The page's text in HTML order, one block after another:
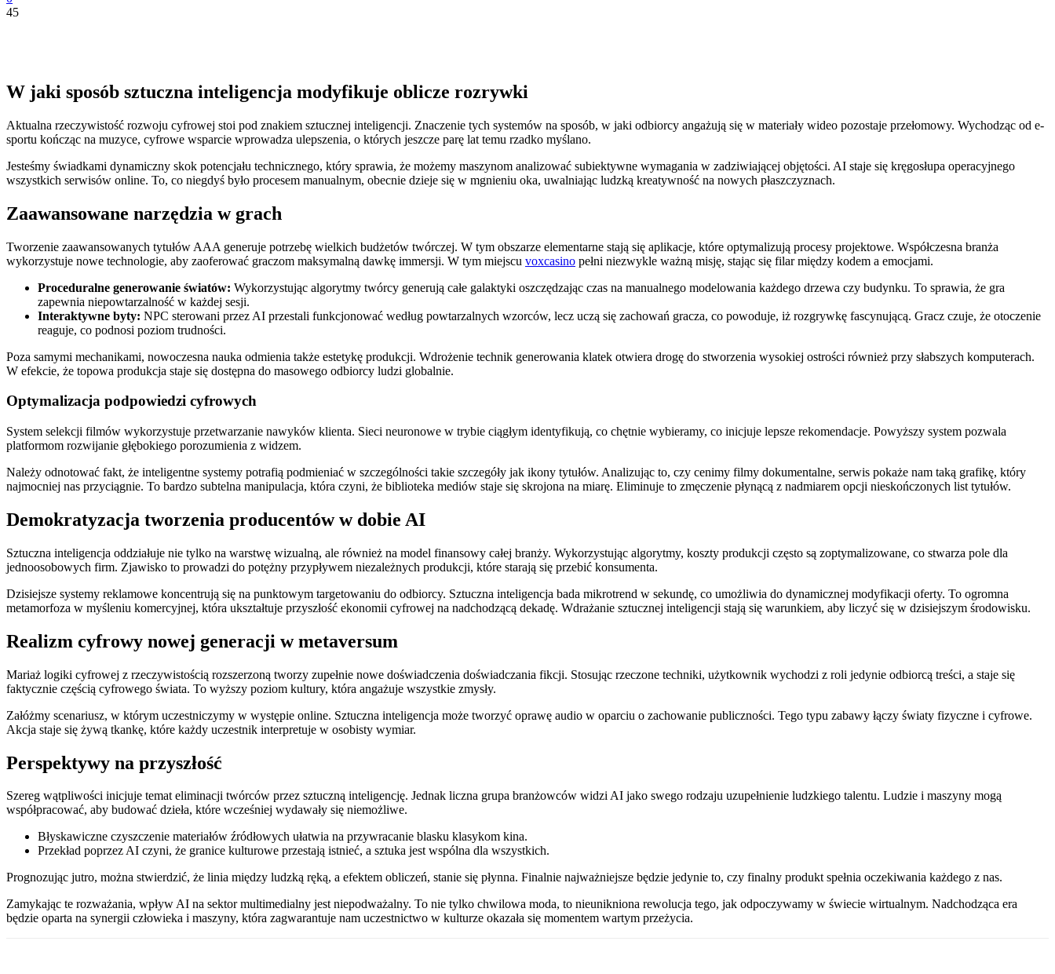
45
W jaki sposób sztuczna inteligencja modyfikuje oblicze rozrywki
Aktualna rzeczywistość rozwoju cyfrowej stoi pod znakiem sztucznej inteligencji. Znaczenie tych systemów na sposób, w jaki odbiorcy angażują się w materiały wideo pozostaje przełomowy. Wychodząc od e-
sportu kończąc na muzyce, cyfrowe wsparcie wprowadza ulepszenia, o których jeszcze parę lat temu rzadko myślano.
Jesteśmy świadkami dynamiczny skok potencjału technicznego, który sprawia, że możemy maszynom analizować subiektywne wymagania w zadziwiającej objętości. AI staje się kręgosłupa operacyjnego
wszystkich serwisów online. To, co niegdyś było procesem manualnym, obecnie dzieje się w mgnieniu oka, uwalniając ludzką kreatywność na nowych płaszczyznach.
Zaawansowane narzędzia w grach
Tworzenie zaawansowanych tytułów AAA generuje potrzebę wielkich budżetów twórczej. W tym obszarze elementarne stają się aplikacje, które optymalizują procesy projektowe. Współczesna branża
wykorzystuje nowe technologie, aby zaoferować graczom maksymalną dawkę immersji. W tym miejscu voxcasino pełni niezwykle ważną misję, stając się filar między kodem a emocjami.
Proceduralne generowanie światów: Wykorzystując algorytmy twórcy generują całe galaktyki oszczędzając czas na manualnego modelowania każdego drzewa czy budynku. To sprawia, że gra
zapewnia niepowtarzalność w każdej sesji.
Interaktywne byty: NPC sterowani przez AI przestali funkcjonować według powtarzalnych wzorców, lecz uczą się zachowań gracza, co powoduje, iż rozgrywkę fascynującą. Gracz czuje, że otoczenie
reaguje, co podnosi poziom trudności.
Poza samymi mechanikami, nowoczesna nauka odmienia także estetykę produkcji. Wdrożenie technik generowania klatek otwiera drogę do stworzenia wysokiej ostrości również przy słabszych komputerach.
W efekcie, że topowa produkcja staje się dostępna do masowego odbiorcy ludzi globalnie.
Optymalizacja podpowiedzi cyfrowych
System selekcji filmów wykorzystuje przetwarzanie nawyków klienta. Sieci neuronowe w trybie ciągłym identyfikują, co chętnie wybieramy, co inicjuje lepsze rekomendacje. Powyższy system pozwala
platformom rozwijanie głębokiego porozumienia z widzem.
Należy odnotować fakt, że inteligentne systemy potrafią podmieniać w szczególności takie szczegóły jak ikony tytułów. Analizując to, czy cenimy filmy dokumentalne, serwis pokaże nam taką grafikę, który
najmocniej nas przyciągnie. To bardzo subtelna manipulacja, która czyni, że biblioteka mediów staje się skrojona na miarę. Eliminuje to zmęczenie płynącą z nadmiarem opcji nieskończonych list tytułów.
Demokratyzacja tworzenia producentów w dobie AI
Sztuczna inteligencja oddziałuje nie tylko na warstwę wizualną, ale również na model finansowy całej branży. Wykorzystując algorytmy, koszty produkcji często są zoptymalizowane, co stwarza pole dla
jednoosobowych firm. Zjawisko to prowadzi do potężny przypływem niezależnych produkcji, które starają się przebić konsumenta.
Dzisiejsze systemy reklamowe koncentrują się na punktowym targetowaniu do odbiorcy. Sztuczna inteligencja bada mikrotrend w sekundę, co umożliwia do dynamicznej modyfikacji oferty. To ogromna
metamorfoza w myśleniu komercyjnej, która ukształtuje przyszłość ekonomii cyfrowej na nadchodzącą dekadę. Wdrażanie sztucznej inteligencji stają się warunkiem, aby liczyć się w dzisiejszym środowisku.
Realizm cyfrowy nowej generacji w metaversum
Mariaż logiki cyfrowej z rzeczywistością rozszerzoną tworzy zupełnie nowe doświadczenia doświadczania fikcji. Stosując rzeczone techniki, użytkownik wychodzi z roli jedynie odbiorcą treści, a staje się
faktycznie częścią cyfrowego świata. To wyższy poziom kultury, która angażuje wszystkie zmysły.
Załóżmy scenariusz, w którym uczestniczymy w występie online. Sztuczna inteligencja może tworzyć oprawę audio w oparciu o zachowanie publiczności. Tego typu zabawy łączy światy fizyczne i cyfrowe.
Akcja staje się żywą tkankę, które każdy uczestnik interpretuje w osobisty wymiar.
Perspektywy na przyszłość
Szereg wątpliwości inicjuje temat eliminacji twórców przez sztuczną inteligencję. Jednak liczna grupa branżowców widzi AI jako swego rodzaju uzupełnienie ludzkiego talentu. Ludzie i maszyny mogą
współpracować, aby budować dzieła, które wcześniej wydawały się niemożliwe.
Błyskawiczne czyszczenie materiałów źródłowych ułatwia na przywracanie blasku klasykom kina.
Przekład poprzez AI czyni, że granice kulturowe przestają istnieć, a sztuka jest wspólna dla wszystkich.
Prognozując jutro, można stwierdzić, że linia między ludzką ręką, a efektem obliczeń, stanie się płynna. Finalnie najważniejsze będzie jedynie to, czy finalny produkt spełnia oczekiwania każdego z nas.
Zamykając te rozważania, wpływ AI na sektor multimedialny jest niepodważalny. To nie tylko chwilowa moda, to nieunikniona rewolucja tego, jak odpoczywamy w świecie wirtualnym. Nadchodząca era
będzie oparta na synergii człowieka i maszyny, która zagwarantuje nam uczestnictwo w kulturze okazała się momentem wartym przeżycia.